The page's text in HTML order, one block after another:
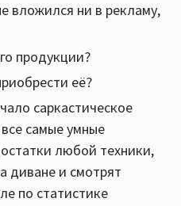
вложился ни в рекламу,
продукции?
её?
саркастическое
самые умные
любой техники,
диване и смотрят
по статистике